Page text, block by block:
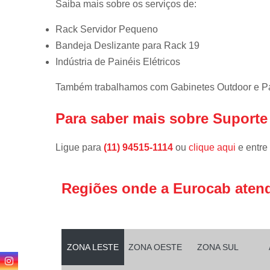
Saiba mais sobre os serviços de:
Rack Servidor Pequeno
Bandeja Deslizante para Rack 19
Indústria de Painéis Elétricos
Também trabalhamos com Gabinetes Outdoor e
Para saber mais sobre
Ligue para (11) 94515-1114 ou clique aqui e entre
Regiões onde a Eurocab
ZONA LESTE ZONA OESTE ZONA SUL